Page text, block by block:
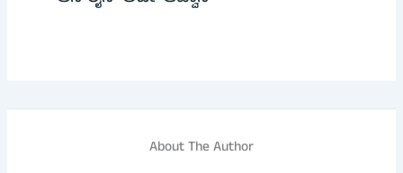
About The Author